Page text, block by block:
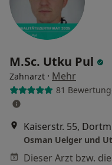
M.Sc. Utku Pul
Zahnarzt · Mehr
81
Kaiserstr. 55,
Osman Uelger und